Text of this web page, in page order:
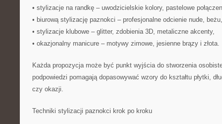
• stylizacje na randkę – uwodzicielskie kolory, pastelowe
• biurową stylizację paznokci – profesjonalne odcienie nude,
• stylizacje klubowe – glitter, zdobienia 3D, metaliczne akcenty,
• okazjonalny manicure – motywy zimowe, jesienne brązy i złota.
Każda propozycja może być punkt wyjścia do stworzenia
podpowiedzi pomagają dopasowywać wzory do kształtu płytki,
czy okazji.
Techniki stylizacji paznokci krok po kroku